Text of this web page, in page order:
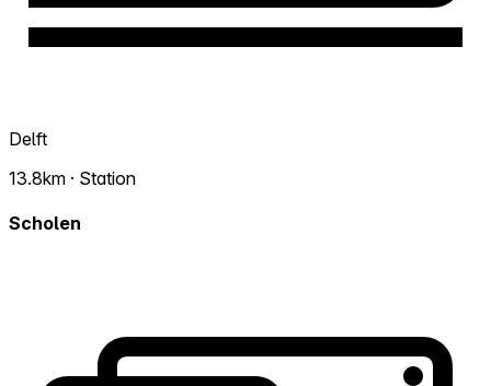
Delft
13.8km · Station
Scholen